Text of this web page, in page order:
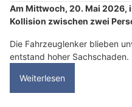
Am Mittwoch, 20. Mai 2026,
Kollision zwischen zwei
Die Fahrzeuglenker blieben
entstand hoher Sachschaden.
Weiterlesen